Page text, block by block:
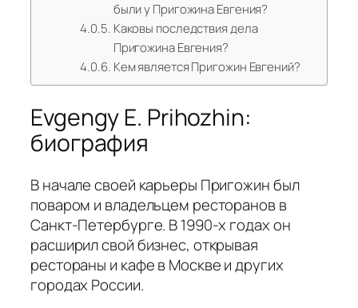
были у Пригожина Евгения?
Каковы последствия дела
Пригожина Евгения?
Кем является Пригожин Евгений?
Evgengy E. Prihozhin:
биография
В начале своей карьеры Пригожин был
поваром и владельцем ресторанов в
Санкт-Петербурге. В 1990-х годах он
расширил свой бизнес, открывая
рестораны и кафе в Москве и других
городах России.